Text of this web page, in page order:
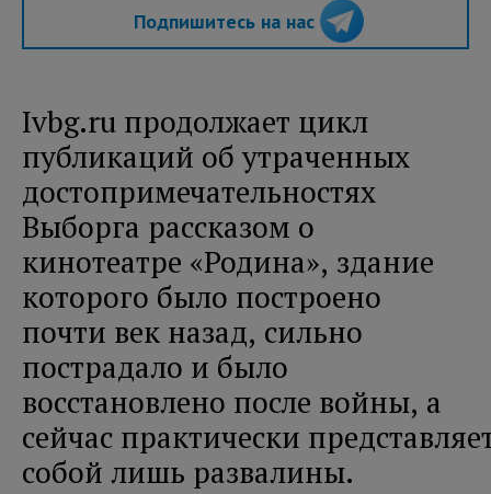
Подпишитесь на нас
Ivbg.ru продолжает цикл
публикаций об утраченных
достопримечательностях
Выборга рассказом о
кинотеатре «Родина», здание
которого было построено
почти век назад, сильно
пострадало и было
восстановлено после войны, а
сейчас практически
собой лишь развалины.